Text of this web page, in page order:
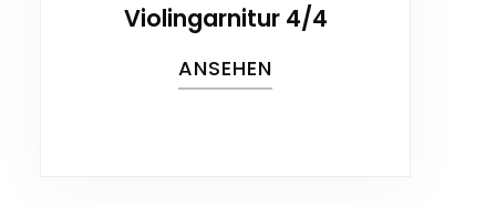
Violingarnitur 4/4
ANSEHEN